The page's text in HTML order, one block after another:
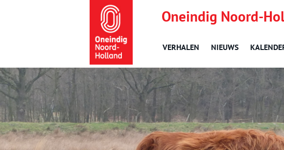
Oneindig Noord-
VERHALEN NIEUWS